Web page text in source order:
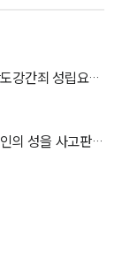
춘천변호사사무실이 정리한 특수강간죄·특수강도강간죄 성립요건은?
춘천변호사상담으로 설명하는 영리 목적으로 타인의 성을 사고판 '음행매개죄'란?